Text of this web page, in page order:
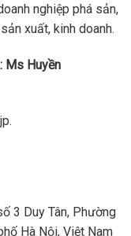
nghiệp phá sản,
xuất, kinh doanh.
Ms Huyền
3 Duy Tân, Phường
Hà Nội, Việt Nam